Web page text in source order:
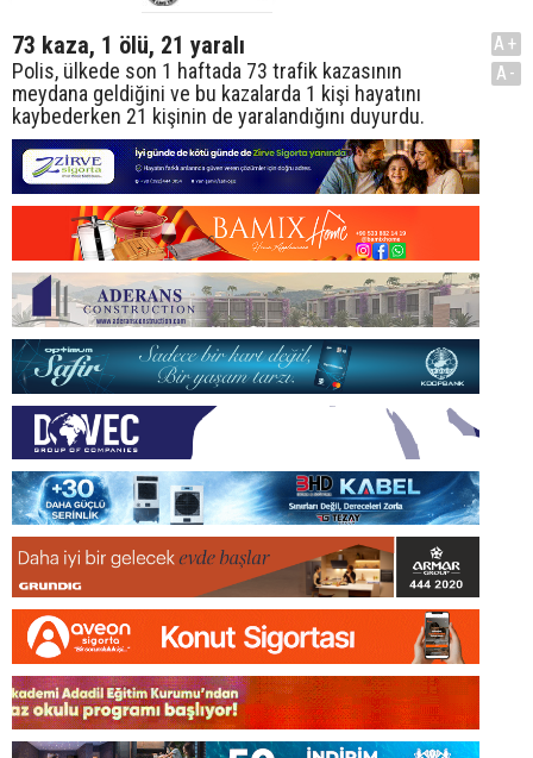
73 kaza, 1 ölü, 21 yaralı
Polis, ülkede son 1 haftada 73 trafik kazasının
meydana geldiğini ve bu kazalarda 1 kişi hayatını
kaybederken 21 kişinin de yaralandığını duyurdu.
A+
A-